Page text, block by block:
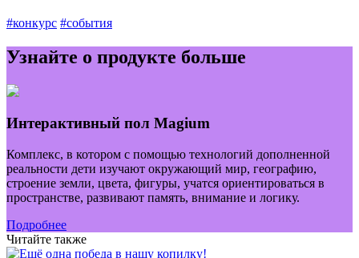
#конкурс #события
Узнайте о продукте больше
Интерактивный пол Magium
Комплекс, в котором с помощью технологий дополненной
реальности дети изучают окружающий мир, географию,
строение земли, цвета, фигуры, учатся ориентироваться в
пространстве, развивают память, внимание и логику.
Подробнее
Читайте также